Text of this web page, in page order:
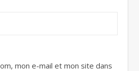
mon e-mail et mon site dans